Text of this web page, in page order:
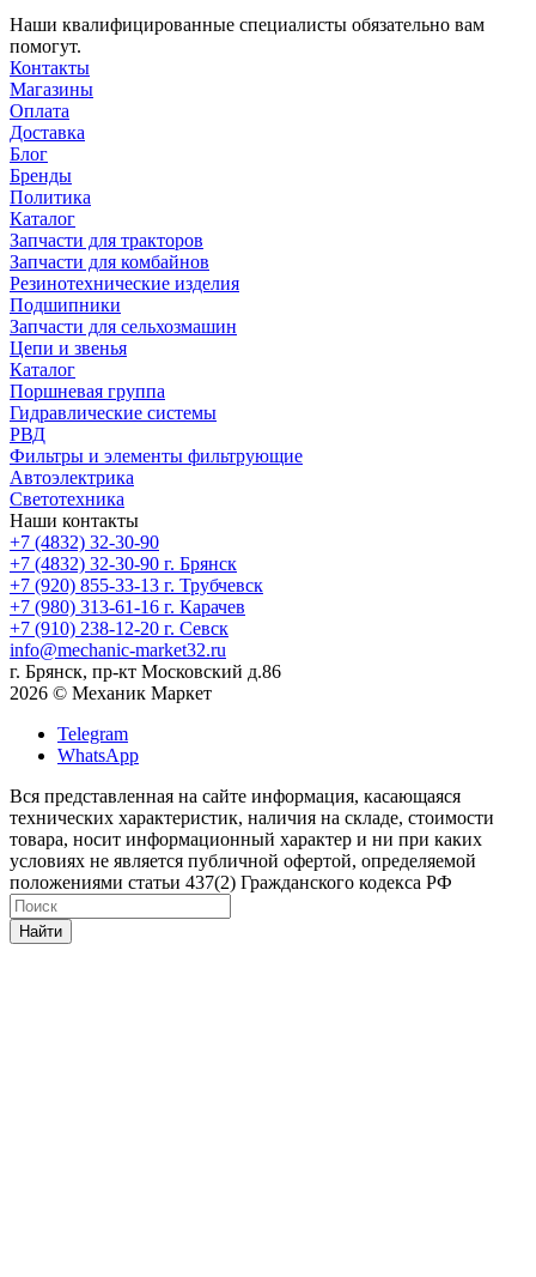
Наши квалифицированные специалисты обязательно вам
помогут.
Контакты
Магазины
Оплата
Доставка
Блог
Бренды
Политика
Каталог
Запчасти для тракторов
Запчасти для комбайнов
Резинотехнические изделия
Подшипники
Запчасти для сельхозмашин
Цепи и звенья
Каталог
Поршневая группа
Гидравлические системы
РВД
Фильтры и элементы фильтрующие
Автоэлектрика
Светотехника
Наши контакты
+7 (4832) 32-30-90
+7 (4832) 32-30-90 г. Брянск
+7 (920) 855-33-13 г. Трубчевск
+7 (980) 313-61-16 г. Карачев
+7 (910) 238-12-20 г. Севск
info@mechanic-market32.ru
г. Брянск, пр-кт Московский д.86
2026 © Механик Маркет
Telegram
WhatsApp
Вся представленная на сайте информация, касающаяся
технических характеристик, наличия на складе, стоимости
товара, носит информационный характер и ни при каких
условиях не является публичной офертой, определяемой
положениями статьи 437(2) Гражданского кодекса РФ
Найти